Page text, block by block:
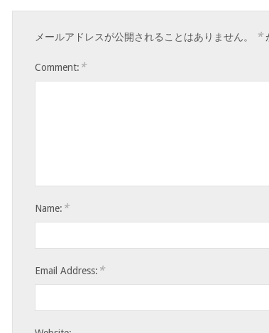
メールアドレスが公開されることはありません。 *
Comment: *
Name: *
Email Address: *